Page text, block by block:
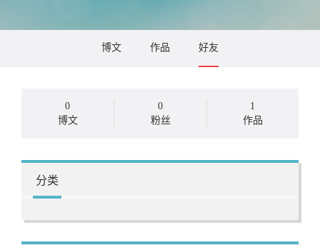
博文 作品 好友
0
博文
0
粉丝
1
作品
分类